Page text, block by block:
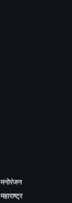
मनोरंजन
महाराष्ट्र